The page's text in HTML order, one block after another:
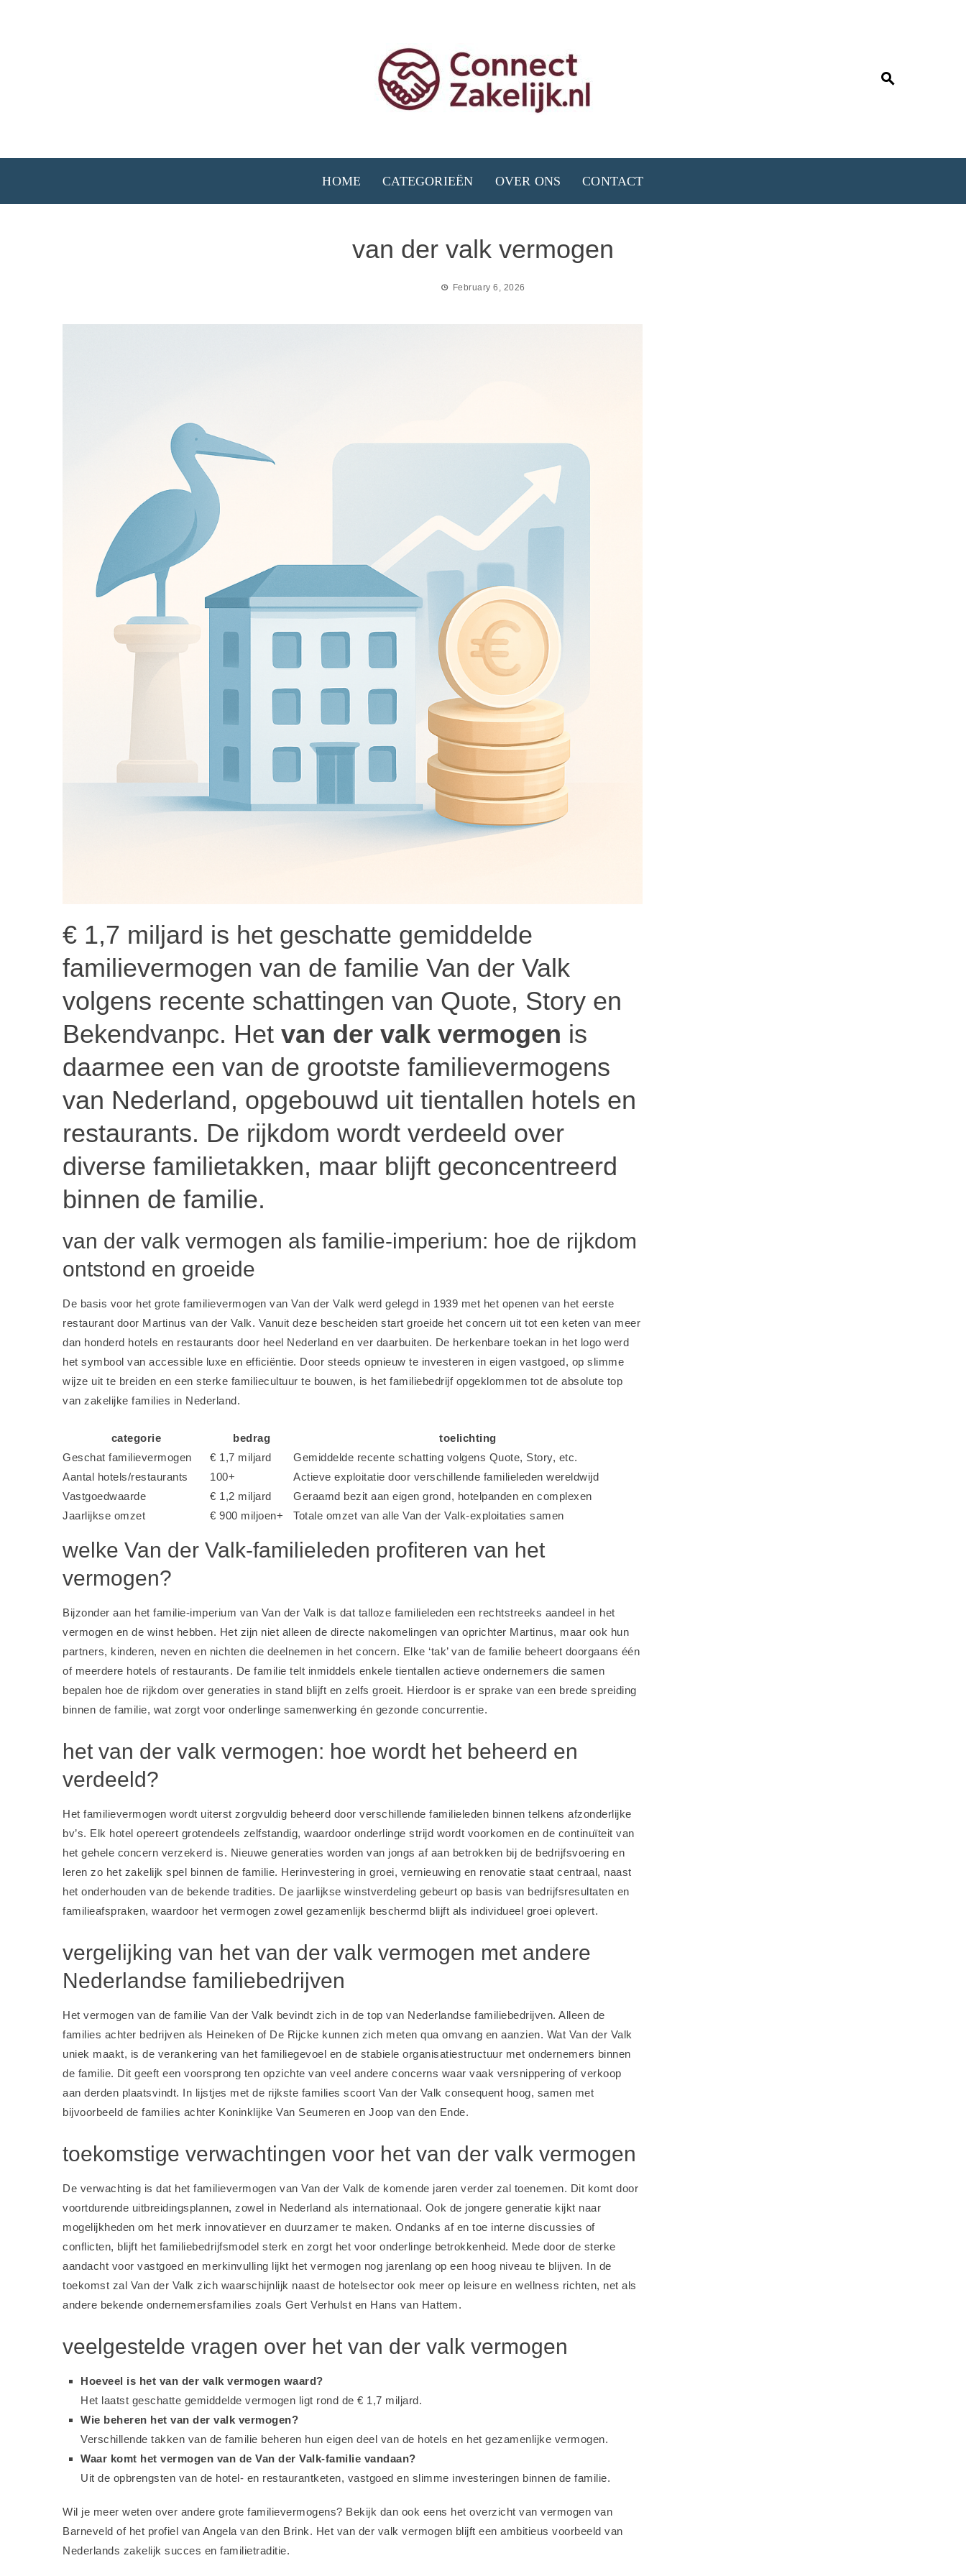
HOME CATEGORIEËN OVER ONS CONTACT
van der valk vermogen
February 6, 2026
€ 1,7 miljard is het geschatte gemiddelde
familievermogen van de familie Van der Valk
volgens recente schattingen van Quote, Story en
Bekendvanpc. Het van der valk vermogen is
daarmee een van de grootste familievermogens
van Nederland, opgebouwd uit tientallen hotels en
restaurants. De rijkdom wordt verdeeld over
diverse familietakken, maar blijft geconcentreerd
binnen de familie.
van der valk vermogen als familie-imperium: hoe de rijkdom
ontstond en groeide
De basis voor het grote familievermogen van Van der Valk werd gelegd in 1939 met het openen van het eerste
restaurant door Martinus van der Valk. Vanuit deze bescheiden start groeide het concern uit tot een keten van meer
dan honderd hotels en restaurants door heel Nederland en ver daarbuiten. De herkenbare toekan in het logo werd
het symbool van accessible luxe en efficiëntie. Door steeds opnieuw te investeren in eigen vastgoed, op slimme
wijze uit te breiden en een sterke familiecultuur te bouwen, is het familiebedrijf opgeklommen tot de absolute top
van zakelijke families in Nederland.
categorie bedrag
toelichting
Geschat familievermogen
€ 1,7 miljard
Gemiddelde recente schatting volgens Quote, Story, etc.
Aantal hotels/restaurants
100+
Actieve exploitatie door verschillende familieleden wereldwijd
Vastgoedwaarde
€ 1,2 miljard
Geraamd bezit aan eigen grond, hotelpanden en complexen
Jaarlijkse omzet
€ 900 miljoen+ Totale omzet van alle Van der Valk-exploitaties samen
welke Van der Valk-familieleden profiteren van het
vermogen?
Bijzonder aan het familie-imperium van Van der Valk is dat talloze familieleden een rechtstreeks aandeel in het
vermogen en de winst hebben. Het zijn niet alleen de directe nakomelingen van oprichter Martinus, maar ook hun
partners, kinderen, neven en nichten die deelnemen in het concern. Elke ‘tak’ van de familie beheert doorgaans één
of meerdere hotels of restaurants. De familie telt inmiddels enkele tientallen actieve ondernemers die samen
bepalen hoe de rijkdom over generaties in stand blijft en zelfs groeit. Hierdoor is er sprake van een brede spreiding
binnen de familie, wat zorgt voor onderlinge samenwerking én gezonde concurrentie.
het van der valk vermogen: hoe wordt het beheerd en
verdeeld?
Het familievermogen wordt uiterst zorgvuldig beheerd door verschillende familieleden binnen telkens afzonderlijke
bv’s. Elk hotel opereert grotendeels zelfstandig, waardoor onderlinge strijd wordt voorkomen en de continuïteit van
het gehele concern verzekerd is. Nieuwe generaties worden van jongs af aan betrokken bij de bedrijfsvoering en
leren zo het zakelijk spel binnen de familie. Herinvestering in groei, vernieuwing en renovatie staat centraal, naast
het onderhouden van de bekende tradities. De jaarlijkse winstverdeling gebeurt op basis van bedrijfsresultaten en
familieafspraken, waardoor het vermogen zowel gezamenlijk beschermd blijft als individueel groei oplevert.
vergelijking van het van der valk vermogen met andere
Nederlandse familiebedrijven
Het vermogen van de familie Van der Valk bevindt zich in de top van Nederlandse familiebedrijven. Alleen de
families achter bedrijven als Heineken of De Rijcke kunnen zich meten qua omvang en aanzien. Wat Van der Valk
uniek maakt, is de verankering van het familiegevoel en de stabiele organisatiestructuur met ondernemers binnen
de familie. Dit geeft een voorsprong ten opzichte van veel andere concerns waar vaak versnippering of verkoop
aan derden plaatsvindt. In lijstjes met de rijkste families scoort Van der Valk consequent hoog, samen met
bijvoorbeeld de families achter Koninklijke Van Seumeren en Joop van den Ende.
toekomstige verwachtingen voor het van der valk vermogen
De verwachting is dat het familievermogen van Van der Valk de komende jaren verder zal toenemen. Dit komt door
voortdurende uitbreidingsplannen, zowel in Nederland als internationaal. Ook de jongere generatie kijkt naar
mogelijkheden om het merk innovatiever en duurzamer te maken. Ondanks af en toe interne discussies of
conflicten, blijft het familiebedrijfsmodel sterk en zorgt het voor onderlinge betrokkenheid. Mede door de sterke
aandacht voor vastgoed en merkinvulling lijkt het vermogen nog jarenlang op een hoog niveau te blijven. In de
toekomst zal Van der Valk zich waarschijnlijk naast de hotelsector ook meer op leisure en wellness richten, net als
andere bekende ondernemersfamilies zoals Gert Verhulst en Hans van Hattem.
veelgestelde vragen over het van der valk vermogen
Hoeveel is het van der valk vermogen waard?
Het laatst geschatte gemiddelde vermogen ligt rond de € 1,7 miljard.
Wie beheren het van der valk vermogen?
Verschillende takken van de familie beheren hun eigen deel van de hotels en het gezamenlijke vermogen.
Waar komt het vermogen van de Van der Valk-familie vandaan?
Uit de opbrengsten van de hotel- en restaurantketen, vastgoed en slimme investeringen binnen de familie.
Wil je meer weten over andere grote familievermogens? Bekijk dan ook eens het overzicht van vermogen van
Barneveld of het profiel van Angela van den Brink. Het van der valk vermogen blijft een ambitieus voorbeeld van
Nederlands zakelijk succes en familietraditie.